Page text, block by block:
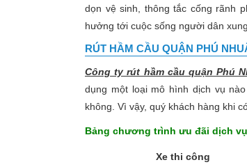
dọn vệ sinh, thông tắc cống rãnh
hưởng tới cuộc sống người dân
RÚT HẦM CẦU QUẬN PHÚ
Công ty rút hầm cầu quận Phú
dụng một loại mô hình dịch vụ
không. Vì vậy, quý khách hàng khi
Bảng chương trình ưu đãi dịch
Xe thi công